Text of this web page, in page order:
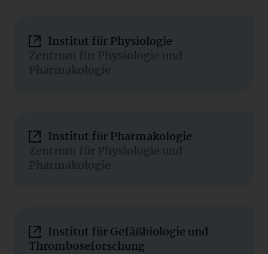
Institut für Physiologie
Zentrum für Physiologie und
Pharmakologie
Institut für Pharmakologie
Zentrum für Physiologie und
Pharmakologie
Institut für Gefäßbiologie und
Thromboseforschung